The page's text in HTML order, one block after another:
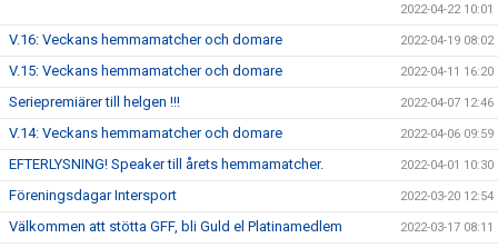
2022-04-22 10:01
V.16: Veckans hemmamatcher och domare 2022-04-19 08:02
V.15: Veckans hemmamatcher och domare 2022-04-11 16:20
Seriepremiärer till helgen !!! 2022-04-07 12:46
V.14: Veckans hemmamatcher och domare 2022-04-06 09:59
EFTERLYSNING! Speaker till årets hemmamatcher. 2022-04-01 10:30
Föreningsdagar Intersport 2022-03-20 12:54
Välkommen att stötta GFF, bli Guld el Platinamedlem 2022-03-17 08:11